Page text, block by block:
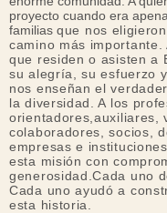
proyecto cuando era
familias que nos
camino más importante.
que residen o asisten a
su alegría, su esfuerzo
nos enseñan el
la diversidad. A los
orientadores,auxiliares,
colaboradores, socios,
empresas e
esta misión con
generosidad.Cada uno
Cada uno ayudó a
esta historia.